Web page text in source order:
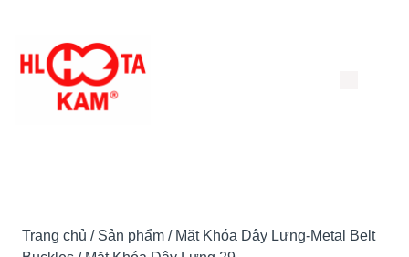
đến
Trang chủ / Sản phẩm / Mặt Khóa Dây Lưng-Metal Belt